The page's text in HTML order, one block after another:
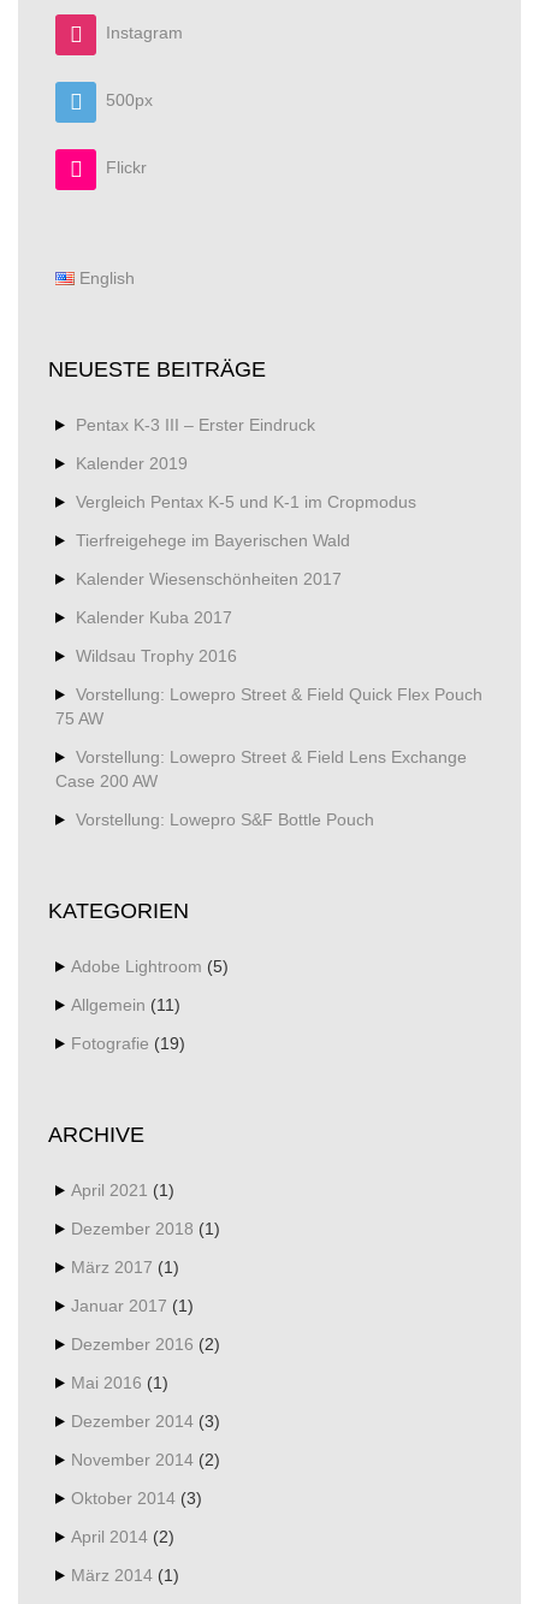
Instagram
500px
Flickr
English
NEUESTE BEITRÄGE
Pentax K-3 III – Erster Eindruck
Kalender 2019
Vergleich Pentax K-5 und K-1 im Cropmodus
Tierfreigehege im Bayerischen Wald
Kalender Wiesenschönheiten 2017
Kalender Kuba 2017
Wildsau Trophy 2016
Vorstellung: Lowepro Street & Field Quick Flex Pouch
75 AW
Vorstellung: Lowepro Street & Field Lens Exchange
Case 200 AW
Vorstellung: Lowepro S&F Bottle Pouch
KATEGORIEN
Adobe Lightroom (5)
Allgemein (11)
Fotografie (19)
ARCHIVE
April 2021 (1)
Dezember 2018 (1)
März 2017 (1)
Januar 2017 (1)
Dezember 2016 (2)
Mai 2016 (1)
Dezember 2014 (3)
November 2014 (2)
Oktober 2014 (3)
April 2014 (2)
März 2014 (1)